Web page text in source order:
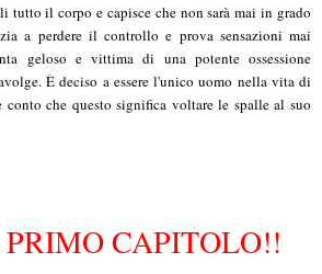
tutto il corpo e capisce che non sarà mai in grado
a perdere il controllo e prova sensazioni mai
geloso e vittima di una potente ossessione
È deciso a essere l'unico uomo nella vita di
conto che questo significa voltare le spalle al suo
CAPITOLO!!